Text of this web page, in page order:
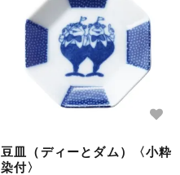
豆皿（ディーとダム）〈小粋
染付〉